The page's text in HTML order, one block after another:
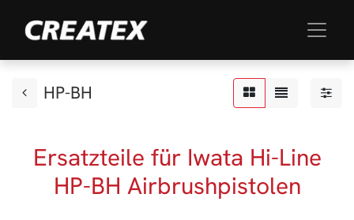
HP-BH
Ersatzteile für Iwata Hi-Line
HP-BH Airbrushpistolen